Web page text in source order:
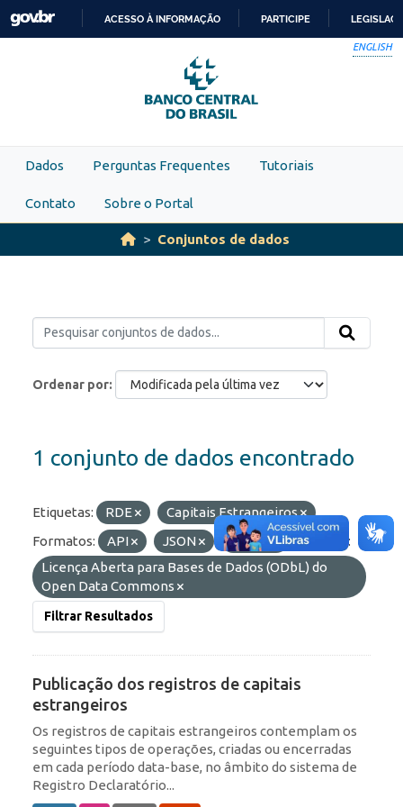
Skip to main content
PARA
O
CONTEÚDO
ACESSO À INFORMAÇÃO PARTICIPE
ENGLISH
Dados Perguntas Frequentes Tutoriais
Contato Sobre o Portal
Conjuntos de dados
Ordenar por
1 conjunto de dados encontrado
Etiquetas: RDE
Capitais Estrangeiros
Formatos:
API JSON OData
Licenças:
Licença Aberta para Bases de Dados (ODbL) do
Open Data Commons
Filtrar Resultados
Publicação dos registros de capitais
estrangeiros
Os registros de capitais estrangeiros contemplam os
seguintes tipos de operações, criadas ou encerradas
em cada período data-base, no âmbito do sistema de
Registro Declaratório...